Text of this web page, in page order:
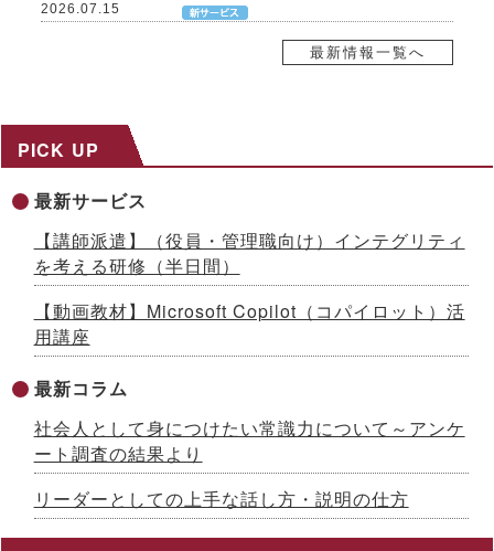
2026.07.15
イボート）」提供開始 ～先着100社限定キャンペーン実施中
想力と分野横断力を備えた人材を育成、2026年８月から公開講
座開始
「インソースグループ統合報告書2025」発行のお知らせ ～AI
2026.07.08
成果が出るまで伴走する、Forward Deployed型コンサルタン
2026.07.03
国土交通省採択の二地域居住事業に参画、新たな人流創出へ～
「白川町二地域居住促進コンソーシアム」協定締結のお知らせ
2026.07.01
2026.06.12
中途採用者の早期戦力化を支援する研修シリーズを開発 ～「期
待値の理解」を軸に、７月から新たに３研修を公開講座で開催
2026.06.08
生成AI活用が進まない理由とは？無料セミナーを６月22日に開
催 ～問題意識調査結果から、日本企業における課題を読み解く
最新情報一覧へ
PICK UP
最新サービス
【講師派遣】（役員・管理職向け）インテグリティ
を考える研修（半日間）
【動画教材】Microsoft Copilot（コパイロット）活
用講座
最新コラム
社会人として身につけたい常識力について～アンケ
ート調査の結果より
リーダーとしての上手な話し方・説明の仕方